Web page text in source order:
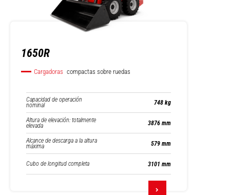
1650R
Cargadoras compactas sobre ruedas
Capacidad de operación
nominal 748 kg
Altura de elevación: totalmente
elevada 3876 mm
Alcance de descarga a la altura
máxima 579 mm
Cubo de longitud completa 3101 mm